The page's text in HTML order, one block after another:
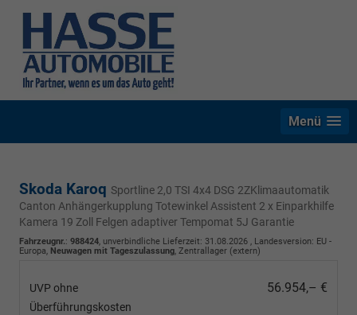
Menü
Skoda Karoq Sportline 2,0 TSI 4x4 DSG 2ZKlimaautomatik
Canton Anhängerkupplung Totewinkel Assistent 2 x Einparkhilfe
Kamera 19 Zoll Felgen adaptiver Tempomat 5J Garantie
Fahrzeugnr.: 988424, unverbindliche Lieferzeit: 31.08.2026 , Landesversion: EU -
Europa, Neuwagen mit Tageszulassung, Zentrallager (extern)
UVP ohne
Überführungskosten
56.954,– €